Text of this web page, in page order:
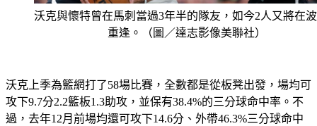
沃克與懷特曾在馬刺當過3年半的隊友，如今2人又將在
重逢。（圖／達志影像美聯社）
沃克上季為籃網打了58場比賽，全數都是從板凳出發，場均可
攻下9.7分2.2籃板1.3助攻，並保有38.4%的三分球命中率。不
過，去年12月前場均還可攻下14.6分、外帶46.3%三分球命中